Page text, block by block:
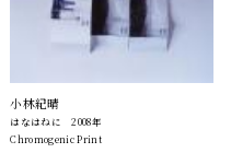
小林紀晴
はなはねに 2008年
Chromogenic Print